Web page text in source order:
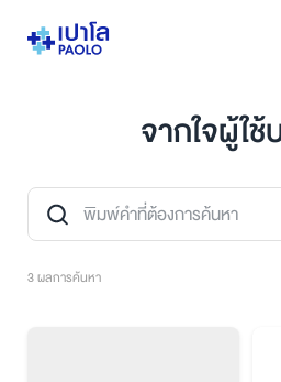
จากใจผู้ใ
3 ผลการค้นหา